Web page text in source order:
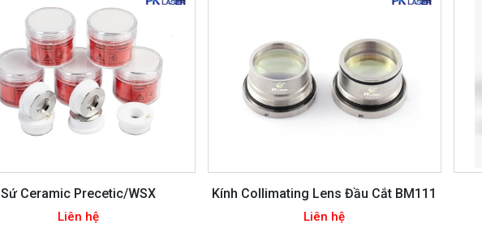
Sứ Ceramic Precetic/WSX
Liên hệ
Kính Collimating Lens Đầu Cắt BM111
Liên hệ